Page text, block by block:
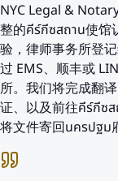
NYC Legal &
整的คีร์กีซสถาน使馆
验，律师事务所登
过 EMS、顺丰或
所。我们将完成翻
证、以及前往คีร์กีซ
将文件寄回นครปฐม